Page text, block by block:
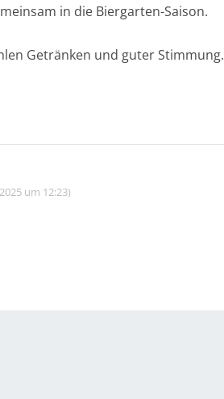
in die Biergarten-Saison.
Getränken und guter Stimmung.
um 12:23)